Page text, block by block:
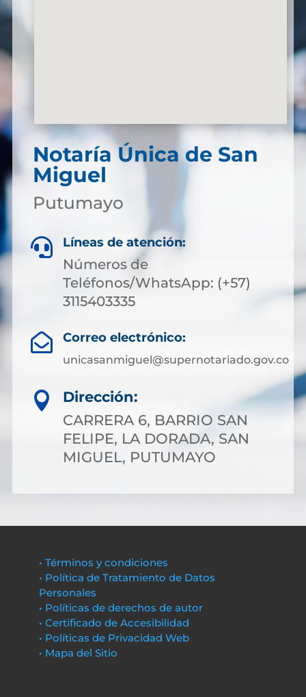
Notaría Única de San
Miguel
Putumayo
 Líneas de atención:
Números de
Teléfonos/WhatsApp: (+57)
3115403335
 Correo electrónico:
unicasanmiguel@supernotariado.gov.co

Dirección:
CARRERA 6, BARRIO SAN
FELIPE, LA DORADA, SAN
MIGUEL, PUTUMAYO
• Términos y condiciones
• Política de Tratamiento de Datos
Personales
• Políticas de derechos de autor
• Certificado de Accesibilidad
• Políticas de Privacidad Web
• Mapa del Sitio